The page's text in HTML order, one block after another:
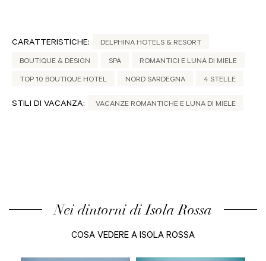
CARATTERISTICHE: DELPHINA HOTELS & RESORT
BOUTIQUE & DESIGN SPA ROMANTICI E LUNA DI MIELE
TOP 10 BOUTIQUE HOTEL NORD SARDEGNA 4 STELLE
STILI DI VACANZA: VACANZE ROMANTICHE E LUNA DI MIELE
Nei dintorni di Isola Rossa
COSA VEDERE A ISOLA ROSSA